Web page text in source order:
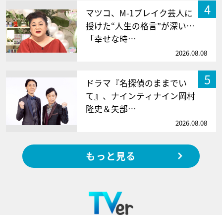
4
マツコ、M-1ブレイク芸人に
授けた“人生の格言”が深い…
「幸せな時…
2026.08.08
5
ドラマ『名探偵のままでい
て』、ナインティナイン岡村
隆史＆矢部…
2026.08.08
もっと見る